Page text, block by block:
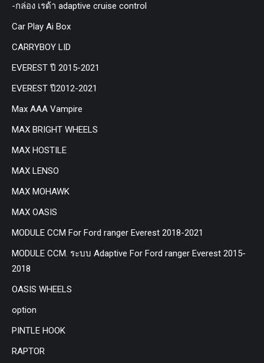
-กล่อง เรด้า adaptive cruise control
Car Play Ai Box
CARRYBOY LID
EVEREST ปี 2015-2021
EVEREST ปี2012-2021
Max AAA Vampire
MAX BRIGHT WHEELS
MAX HOSTILE
MAX LENSO
MAX MOHAWK
MAX OASIS
MODULE CCM For Ford ranger Everest 2018-2021
MODULE CCM. ระบบ Adaptive For Ford ranger Everest 2015-
2018
OASIS WHEELS
option
PINTLE HOOK
RAPTOR